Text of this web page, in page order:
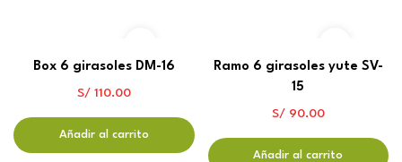
Box 6 girasoles DM-16
S/110.00
Añadir al carrito
Ramo 6 girasoles yute SV-
15
S/90.00
Añadir al carrito